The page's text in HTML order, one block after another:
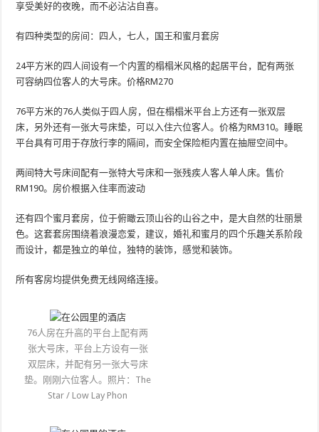
享受美好的夜晚，而不必沾沾自喜。
有四种类型的房间：四人，七人，国王和蜜月套房
24平方米的四人间设有一个内置的榻榻米风格的起居平台，配有两张
可容纳四位客人的大号床。价格RM270
76平方米的76人类似于四人房，但在榻榻米平台上方还有一张双层
床，另外还有一张大号床垫，可以入住六位客人。价格为RM310。睡眠
平台具有可用于存放行李的隔间，而安全保险柜内置在抽屉空间中。
两间特大号床间配有一张特大号床和一张残疾人客人单人床。售价
RM190。房价根据入住率而波动
还有四个蜜月套房，位于俯瞰云顶山谷的山谷之中，是大自然的壮丽景
色。这套套房围绕着浪漫恋爱，建议，婚礼和蜜月的四个乐趣关系阶段
而设计，都是独立的单位，独特的装饰，感觉和装饰。
所有客房均提供免费无线网络连接。
76人房在升高的平台上配有两
张大号床，平台上方设有一张
双层床，并配有另一张大号床
垫。刚刚六位客人。照片：The
Star / Low Lay Phon